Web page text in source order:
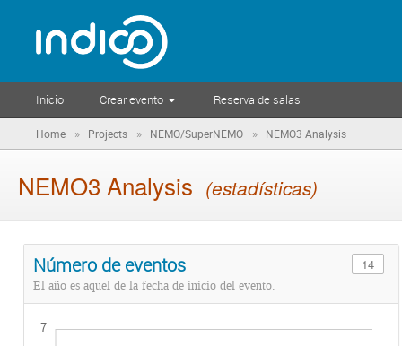
Inicio Crear evento Reserva de salas
Home » Projects » NEMO/SuperNEMO » NEMO3 Analysis
NEMO3 Analysis (estadísticas)
Número de eventos
14
El año es aquel de la fecha de inicio del evento.